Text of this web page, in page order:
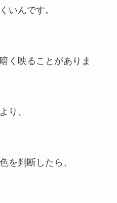
いんです。
く映ることがありま
り、
を判断したら、